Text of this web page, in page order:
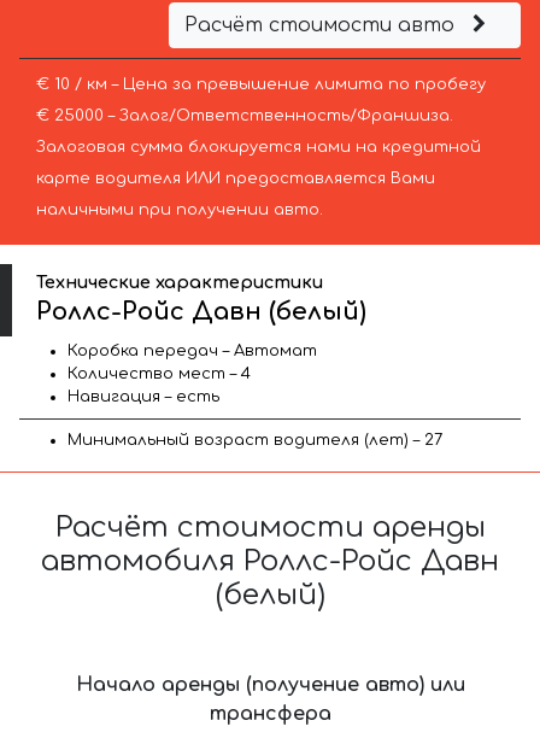
Расчёт стоимости авто
€ 10 / км – Цена за превышение лимита по пробегу
€ 25000 – Залог/Ответственность/Франшиза.
Залоговая сумма блокируется нами на кредитной
карте водителя ИЛИ предоставляется Вами
наличными при получении авто.
Технические характеристики
Роллс-Ройс Давн (белый)
Коробка передач – Автомат
Количество мест – 4
Навигация – есть
Минимальный возраст водителя (лет) – 27
Расчёт стоимости аренды
автомобиля Роллс-Ройс Давн
(белый)
Начало аренды (получение авто) или
трансфера